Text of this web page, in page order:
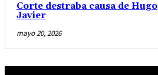
Corte destraba causa de Hugo
Javier
mayo 20, 2026